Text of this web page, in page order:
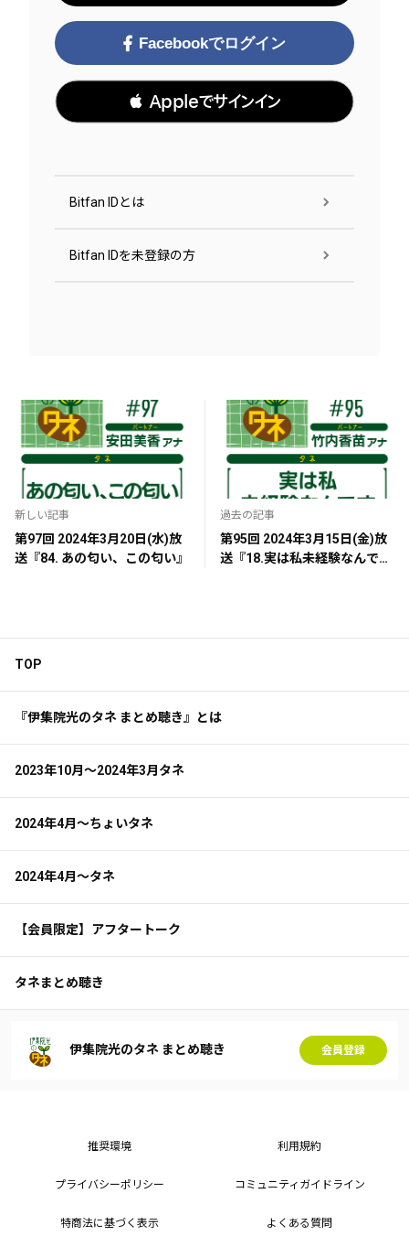
Facebookでログイン
 Appleでサインイン
Bitfan IDとは
Bitfan IDを未登録の方
新しい記事
第97回 2024年3月20日(水)放
送『84. あの匂い、この匂い』
過去の記事
第95回 2024年3月15日(金)放
送『18.実は私未経験なんで
TOP
『伊集院光のタネ まとめ聴き』とは
2023年10月～2024年3月タネ
2024年4月～ちょいタネ
2024年4月～タネ
【会員限定】アフタートーク
タネまとめ聴き
伊集院光のタネ まとめ聴き 会員登録
推奨環境 利用規約
プライバシーポリシー コミュニティガイドライン
特商法に基づく表示 よくある質問